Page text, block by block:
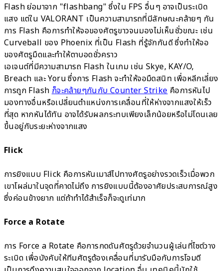
Flash ย่อมาจาก "flashbang" ซึ่งใน FPS อื่นๆ อาจเป็นระเบิด
แสง แต่ใน VALORANT เป็นความสามารถที่มีลักษณะคล้ายๆ กัน
การ Flash คือการทำให้จอของศัตรูขาวจนมองไม่เห็นชั่วขณะ เช่น
Curveball ของ Phoenix ที่เป็น Flash ที่รู้จักกันดี ซึ่งทำให้จอ
ของศัตรูมืดและทำให้ตาบอดชั่วคราว
เอเจนต์ที่มีความสามารถ Flash ในเกม เช่น Skye, KAY/O,
Breach และ Yoru ซึ่งการ Flash จะทำให้จอมืดสนิท เพื่อหลีกเลี่ยง
การถูก Flash ก็จะคล้ายๆกันกับ Counter Strike คือการหันไป
มองทางอื่นหรือเปลี่ยนตำแหน่งการเคลื่อนที่ให้ห่างจากแสงให้เร็ว
ที่สุด หากหันได้ทัน อาจได้รับผลกระทบเพียงเล็กน้อยหรือไม่โดนเลย
ขึ้นอยู่กับระยะห่างจากแสง
Flick
การยิงแบบ Flick คือการหันเมาส์ไปทางศัตรูอย่างรวดเร็วเมื่อพวก
เขาโผล่มาในจุดที่คาดไม่ถึง การยิงแบบนี้ต้องอาศัยประสบการณ์สูง
ซึ่งค่อนข้างยาก แต่ถ้าทำได้สำเร็จก็จะดูเท่มาก
Force a Rotate
การ Force a Rotate คือการกดดันศัตรูด้วยจำนวนผู้เล่นที่ไซต์วาง
ระเบิด เพื่อบังคับให้ทีมศัตรูต้องเคลื่อนที่มารับมือกับการโจมตี